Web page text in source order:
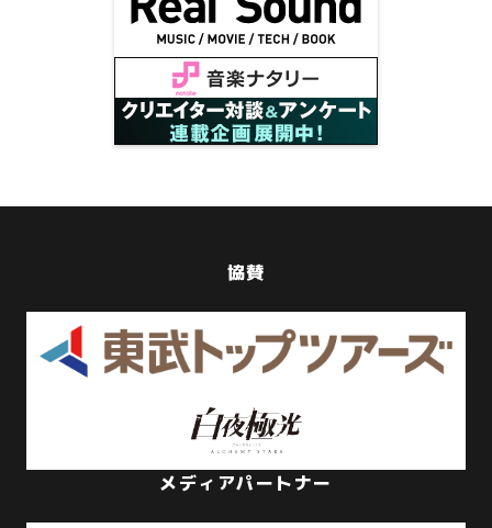
協賛
メディアパートナー